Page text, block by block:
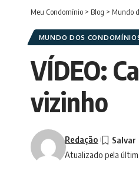
Meu Condomínio > Blog > Mundo
MUNDO DOS
VÍDEO:
vizinho
Atualizado pela
Redação